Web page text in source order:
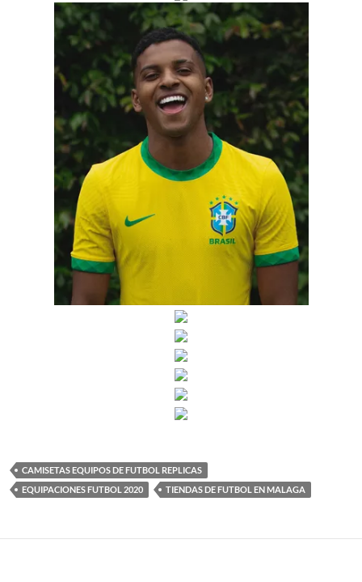
CAMISETAS EQUIPOS DE FUTBOL REPLICAS
EQUIPACIONES FUTBOL 2020
TIENDAS DE FUTBOL EN MALAGA